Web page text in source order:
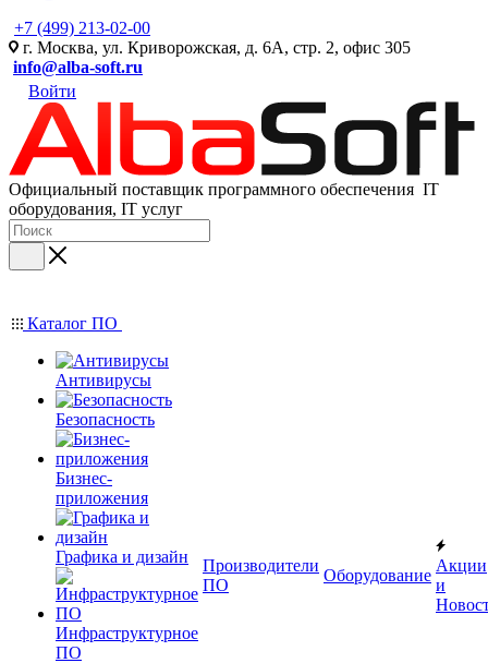
+7 (499) 213-02-00
г. Москва, ул. Криворожская, д. 6А, стр. 2, офис 305
info@alba-soft.ru
Войти
Официальный поставщик программного обеспечения IT
оборудования, IT услуг
Каталог ПО
Антивирусы
Безопасность
Бизнес-
приложения
Графика и дизайн
Инфраструктурное
ПО
Производители
ПО
Оборудование
Акции
и